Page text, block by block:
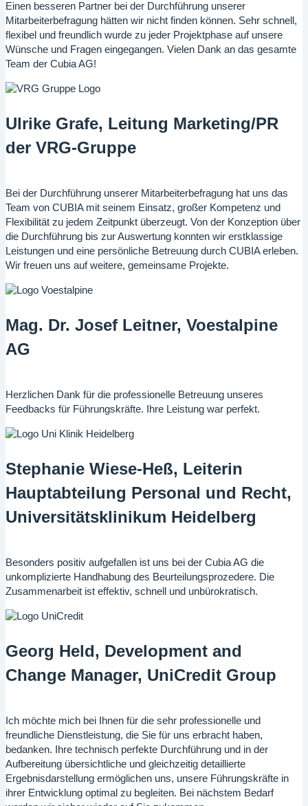
Einen besseren Partner bei der Durchführung unserer
Mitarbeiterbefragung hätten wir nicht finden können. Sehr schnell,
flexibel und freundlich wurde zu jeder Projektphase auf unsere
Wünsche und Fragen eingegangen. Vielen Dank an das gesamte
Team der Cubia AG!
Ulrike Grafe, Leitung Marketing/PR
der VRG-Gruppe
Bei der Durchführung unserer Mitarbeiterbefragung hat uns das
Team von CUBIA mit seinem Einsatz, großer Kompetenz und
Flexibilität zu jedem Zeitpunkt überzeugt. Von der Konzeption über
die Durchführung bis zur Auswertung konnten wir erstklassige
Leistungen und eine persönliche Betreuung durch CUBIA erleben.
Wir freuen uns auf weitere, gemeinsame Projekte.
Mag. Dr. Josef Leitner, Voestalpine
AG
Herzlichen Dank für die professionelle Betreuung unseres
Feedbacks für Führungskräfte. Ihre Leistung war perfekt.
Stephanie Wiese-Heß, Leiterin
Hauptabteilung Personal und Recht,
Universitätsklinikum Heidelberg
Besonders positiv aufgefallen ist uns bei der Cubia AG die
unkomplizierte Handhabung des Beurteilungsprozedere. Die
Zusammenarbeit ist effektiv, schnell und unbürokratisch.
Georg Held, Development and
Change Manager, UniCredit Group
Ich möchte mich bei Ihnen für die sehr professionelle und
freundliche Dienstleistung, die Sie für uns erbracht haben,
bedanken. Ihre technisch perfekte Durchführung und in der
Aufbereitung übersichtliche und gleichzeitig detaillierte
Ergebnisdarstellung ermöglichen uns, unsere Führungskräfte in
ihrer Entwicklung optimal zu begleiten. Bei nächstem Bedarf